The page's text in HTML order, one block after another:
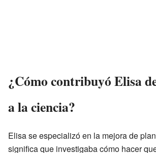
¿Cómo contribuyó Elisa
a la ciencia?
Elisa se especializó en la mejora de
significa que investigaba cómo hacer